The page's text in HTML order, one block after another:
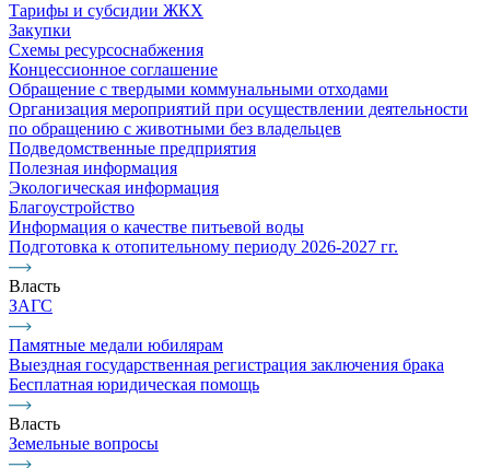
Тарифы и субсидии ЖКХ
Закупки
Схемы ресурсоснабжения
Концессионное соглашение
Обращение с твердыми коммунальными отходами
Организация мероприятий при осуществлении деятельности
по обращению с животными без владельцев
Подведомственные предприятия
Полезная информация
Экологическая информация
Благоустройство
Информация о качестве питьевой воды
Подготовка к отопительному периоду 2026-2027 гг.
Власть
ЗАГС
Памятные медали юбилярам
Выездная государственная регистрация заключения брака
Бесплатная юридическая помощь
Власть
Земельные вопросы